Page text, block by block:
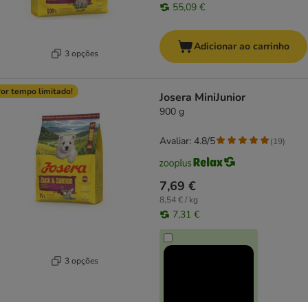
3 opções
55,09 €
Adicionar ao carrinho
tempo limitado!
3 opções
Josera MiniJunior
900 g
7,69 €
8,54 € / kg
7,31 €
Avaliar: 4.8/5 (19)